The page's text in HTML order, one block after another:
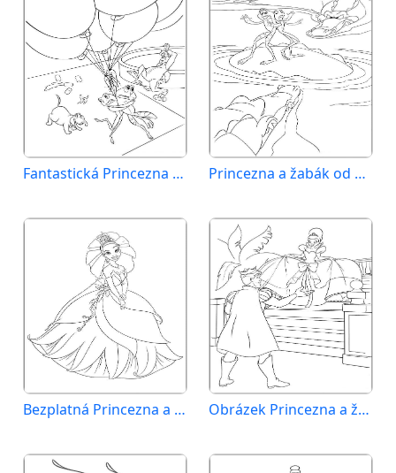
Fantastická Princezna a žabák Princezna a žabák od Disney
Bezplatná Princezna a žabák k tisku Obrázek Princezna a žabák k vytištění